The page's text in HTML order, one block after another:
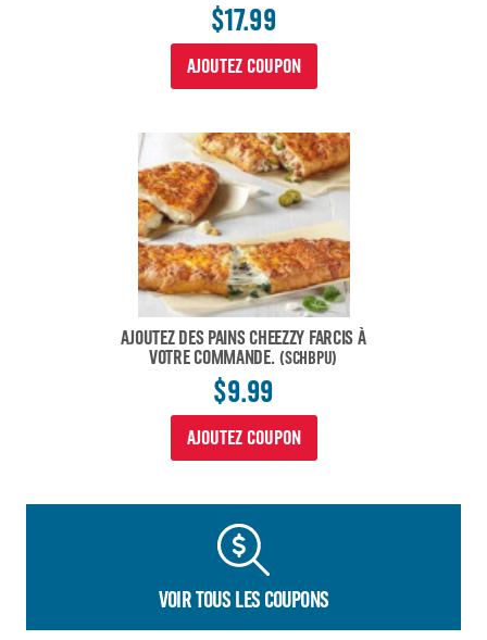
$17.99
AJOUTEZ COUPON
AJOUTEZ DES PAINS CHEEZZY FARCIS À
VOTRE COMMANDE. (SCHBPU)
$9.99
AJOUTEZ COUPON
VOIR TOUS LES COUPONS